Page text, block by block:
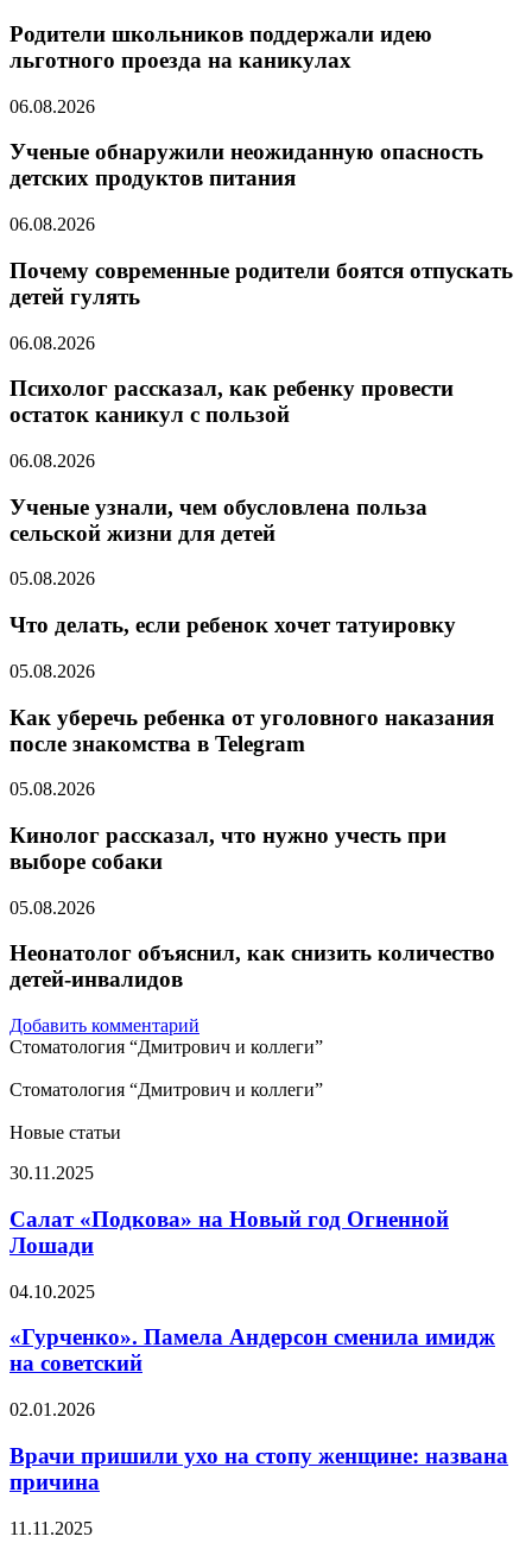
Родители школьников поддержали идею
льготного проезда на каникулах
06.08.2026
Ученые обнаружили неожиданную опасность
детских продуктов питания
06.08.2026
Почему современные родители боятся отпускать
детей гулять
06.08.2026
Психолог рассказал, как ребенку провести
остаток каникул с пользой
06.08.2026
Ученые узнали, чем обусловлена польза
сельской жизни для детей
05.08.2026
Что делать, если ребенок хочет татуировку
05.08.2026
Как уберечь ребенка от уголовного наказания
после знакомства в Telegram
05.08.2026
Кинолог рассказал, что нужно учесть при
выборе собаки
05.08.2026
Неонатолог объяснил, как снизить количество
детей-инвалидов
Добавить комментарий
Стоматология “Дмитрович и коллеги”
Стоматология “Дмитрович и коллеги”
Новые статьи
Салат
на
Новый
год
Лошади
30.11.2025
Салат «Подкова» на Новый год Огненной
Лошади
«Гурченко».
Андерсон
сменила
имидж
советский
04.10.2025
«Гурченко». Памела Андерсон сменила имидж
на советский
Врачи
ухо
на
стопу
названа
02.01.2026
Врачи пришили ухо на стопу женщине: названа
причина
Назван
11.11.2025